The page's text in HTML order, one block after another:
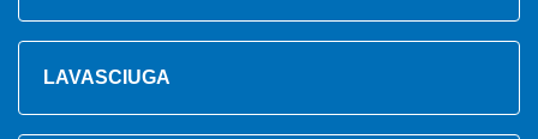
LAVASCIUGA